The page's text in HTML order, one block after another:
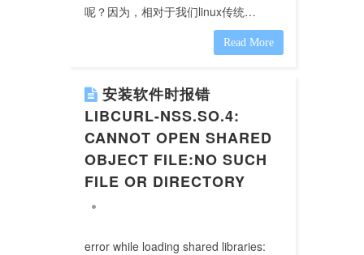
呢？因为，相对于我们linux传统…
Read More
安装软件时报错
LIBCURL-NSS.SO.4:
CANNOT OPEN SHARED
OBJECT FILE:NO SUCH
FILE OR DIRECTORY
error while loading shared libraries: